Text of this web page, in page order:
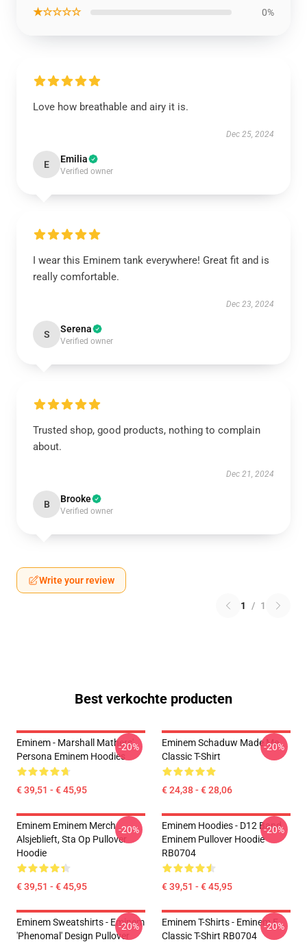
★☆☆☆☆ 0%
Love how breathable and airy it is.
Dec 25, 2024
E Emilia
Verified owner
I wear this Eminem tank everywhere! Great fit and is
really comfortable.
Dec 23, 2024
S Serena
Verified owner
Trusted shop, good products, nothing to complain
about.
Dec 21, 2024
B Brooke
Verified owner
Write your review
1 / 1
Best verkochte producten
Eminem - Marshall Mathers'
Persona Eminem Hoodies
€ 39,51 - € 45,95
-20%
Eminem Schaduw Made Me
Classic T-Shirt
€ 24,38 - € 28,06
-20%
Eminem Eminem Merch
Alsjeblieft, Sta Op Pullover
Hoodie
€ 39,51 - € 45,95
-20%
Eminem Hoodies - D12 Band
Eminem Pullover Hoodie
RB0704
€ 39,51 - € 45,95
-20%
Eminem Sweatshirts - Eminem
'Phenomal' Design Pullover
-20%
Eminem T-Shirts - Eminem E
Classic T-Shirt RB0704
-20%